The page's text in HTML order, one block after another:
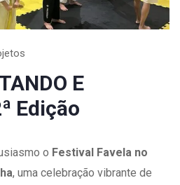
E
Edição
o Festival Favela no
, uma celebração vibrante de